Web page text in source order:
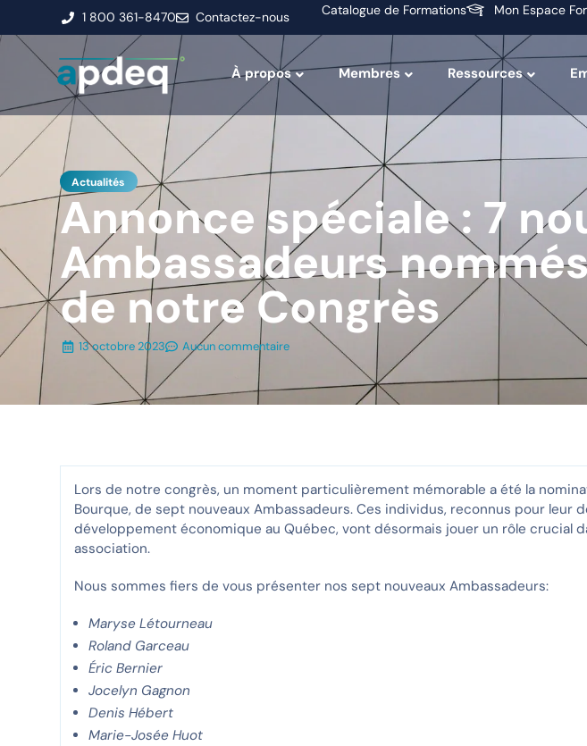
1 800 361-8470 Contactez-nous Catalogue de Formations Mon Espace
À propos Membres Ressources
Actualités
Annonce spéciale : 7
Ambassadeurs
de notre Congrès
13 octobre 2023 Aucun commentaire
Lors de notre congrès, un moment particulièrement mémorable a été la
Bourque, de sept nouveaux Ambassadeurs. Ces individus, reconnus pour leur
développement économique au Québec, vont désormais jouer un rôle crucial
association.
Nous sommes fiers de vous présenter nos sept nouveaux Ambassadeurs:
Maryse Létourneau
Roland Garceau
Éric Bernier
Jocelyn Gagnon
Denis Hébert
Marie-Josée Huot